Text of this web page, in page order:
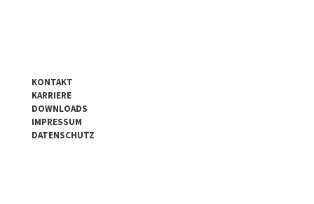
KONTAKT
KARRIERE
DOWNLOADS
IMPRESSUM
DATENSCHUTZ